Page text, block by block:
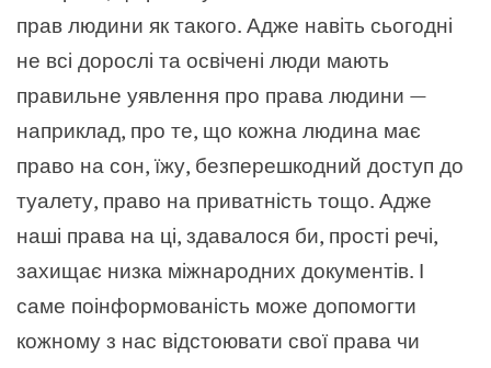
прав людини як такого. Адже навіть сьогодні
не всі дорослі та освічені люди мають
правильне уявлення про права людини —
наприклад, про те, що кожна людина має
право на сон, їжу, безперешкодний доступ до
туалету, право на приватність тощо. Адже
наші права на ці, здавалося би, прості речі,
захищає низка міжнародних документів. І
саме поінформованість може допомогти
кожному з нас відстоювати свої права чи